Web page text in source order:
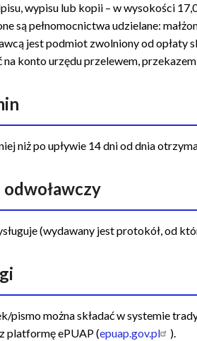
wypisu lub kopii – w wysokości
są pełnomocnictwa udzielane:
jest podmiot zwolniony od opłaty
na konto urzędu przelewem,
niż po upływie 14 dni od dnia
(wydawany jest protokół, od
pismo można składać w systemie
platformę ePUAP (epuap.gov.pl ).